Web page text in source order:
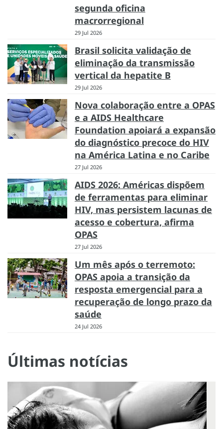
segunda oficina
macrorregional
29 Jul 2026
Brasil solicita validação de
eliminação da transmissão
vertical da hepatite B
29 Jul 2026
Nova colaboração entre a OPAS
e a AIDS Healthcare
Foundation apoiará a expansão
do diagnóstico precoce do HIV
na América Latina e no Caribe
27 Jul 2026
AIDS 2026: Américas dispõem
de ferramentas para eliminar
HIV, mas persistem lacunas de
acesso e cobertura, afirma
OPAS
27 Jul 2026
Um mês após o terremoto:
OPAS apoia a transição da
resposta emergencial para a
recuperação de longo prazo da
saúde
24 Jul 2026
Últimas notícias